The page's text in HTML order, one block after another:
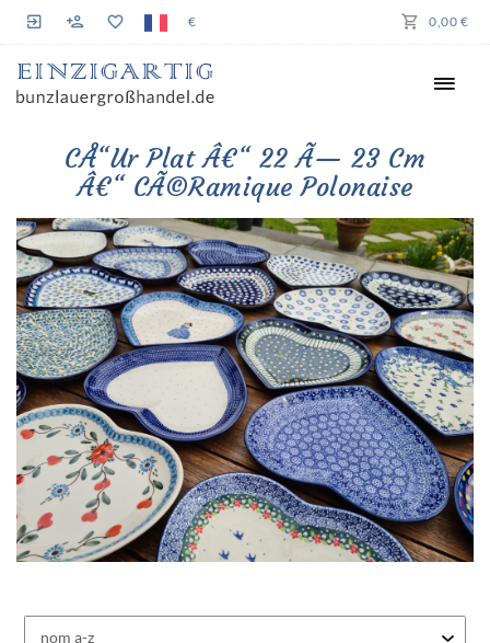
€ 0,00 €
CÅ“ur Plat Â€“ 22 Ã— 23 Cm
Â€“ CÃ©ramique Polonaise